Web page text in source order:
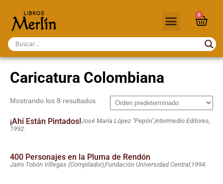
0
Caricatura Colombiana
Mostrando los 8 resultados
¡Ahí Están Pintados!José María López "Pepón",Intermedio Editores,
1992.
400 Personajes en la Pluma de Rendón
Jairo Tobón Villegas (Compilador),Fundación Universidad Central,1994.